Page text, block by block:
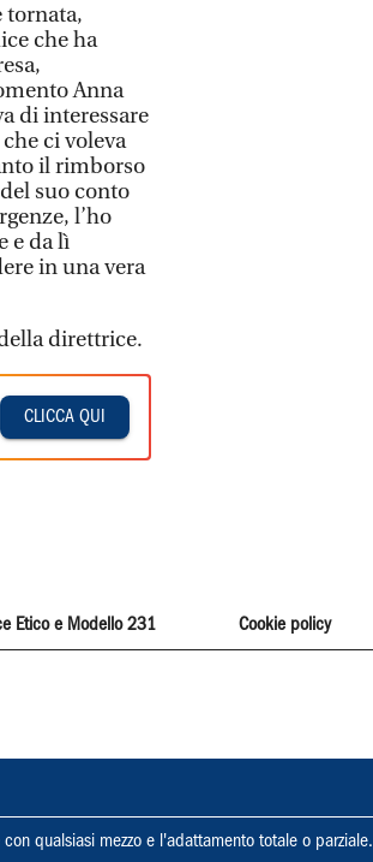
tornata,
che ha
Anna
di interessare
ci voleva
il rimborso
suo conto
l’ho
e da lì
in una vera
direttrice.
CLICCA QUI
Etico e Modello 231 Cookie policy
qualsiasi mezzo e l'adattamento totale o parziale.